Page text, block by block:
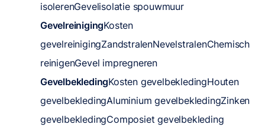
isolerenGevelisolatie spouwmuur
GevelreinigingKosten
gevelreinigingZandstralenNevelstralenChemisch
reinigenGevel impregneren
GevelbekledingKosten gevelbekledingHouten
gevelbekledingAluminium gevelbekledingZinken
gevelbekledingComposiet gevelbekleding